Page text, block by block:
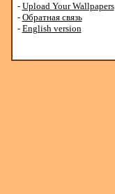
- Upload Your Wallpapers
- Обратная связь
- English version